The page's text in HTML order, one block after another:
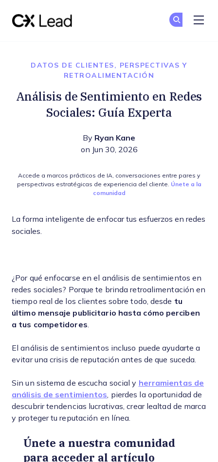
DATOS DE CLIENTES, PERSPECTIVAS Y
RETROALIMENTACIÓN
Análisis de Sentimiento en Redes
Sociales: Guía Experta
By Ryan Kane
on Jun 30, 2026
Accede a marcos prácticos de IA, conversaciones entre pares y
perspectivas estratégicas de experiencia del cliente. Únete a la
comunidad
La forma inteligente de enfocar tus esfuerzos en redes
sociales.
¿Por qué enfocarse en el análisis de sentimientos en
redes sociales? Porque te brinda retroalimentación en
tiempo real de los clientes sobre todo, desde tu
último mensaje publicitario hasta cómo perciben
a tus competidores
El análisis de sentimientos incluso puede ayudarte a
evitar una crisis de reputación antes de que suceda.
Sin un sistema de escucha social y herramientas de
análisis de sentimientos , pierdes la oportunidad de
descubrir tendencias lucrativas, crear lealtad de marca
y proteger tu reputación en línea.
Únete a nuestra comunidad
para acceder al artículo